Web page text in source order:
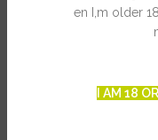
en I,m older
I AM 18
Producción interior:
Producción exterior: